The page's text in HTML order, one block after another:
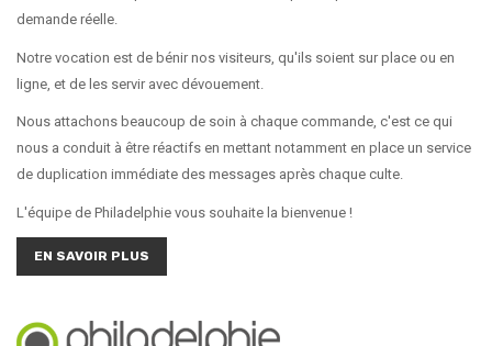
demande réelle.
Notre vocation est de bénir nos visiteurs, qu'ils soient sur place ou en
ligne, et de les servir avec dévouement.
Nous attachons beaucoup de soin à chaque commande, c'est ce qui
nous a conduit à être réactifs en mettant notamment en place un service
de duplication immédiate des messages après chaque culte.
L'équipe de Philadelphie vous souhaite la bienvenue !
EN SAVOIR PLUS